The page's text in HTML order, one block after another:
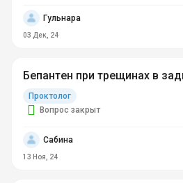
Гульнара
03 Дек, 24
Бепантен при трещинах в
Проктолог
Вопрос закрыт
Сабина
13 Ноя, 24